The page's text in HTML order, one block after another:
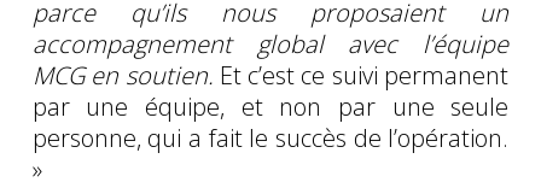
parce qu’ils nous proposaient un
accompagnement global avec l’équipe
MCG en soutien. Et c’est ce suivi permanent
par une équipe, et non par une seule
personne, qui a fait le succès de l’opération.
»